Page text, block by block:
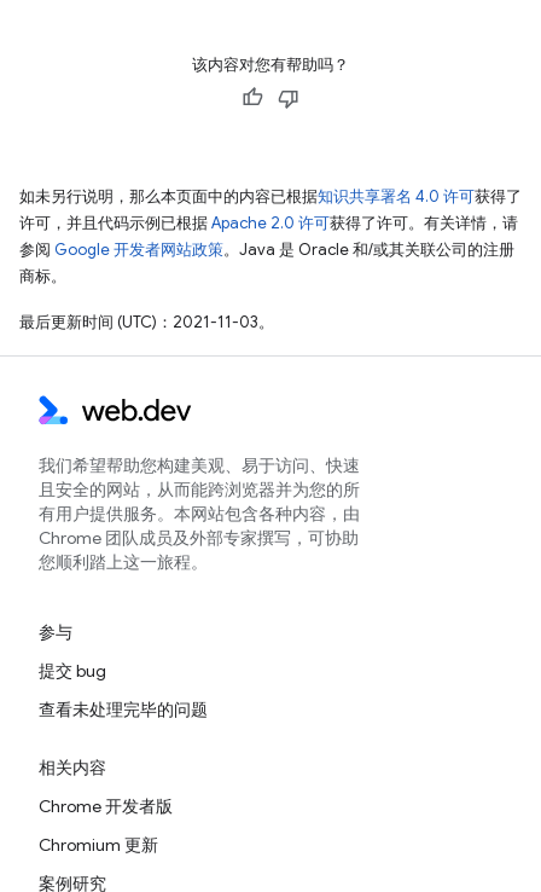
该内容对您有帮助吗？
如未另行说明，那么本页面中的内容已根据知识共享署名 4.0 许可获得了
许可，并且代码示例已根据Apache 2.0 许可获得了许可。有关详情，请
参阅 Google 开发者网站政策。Java 是 Oracle 和/或其关联公司的注册
商标。
最后更新时间 (UTC)：2021-11-03。
我们希望帮助您构建美观、易于访问、快速
且安全的网站，从而能跨浏览器并为您的所
有用户提供服务。本网站包含各种内容，由
Chrome 团队成员及外部专家撰写，可协助
您顺利踏上这一旅程。
参与
提交 bug
查看未处理完毕的问题
相关内容
Chrome 开发者版
Chromium 更新
案例研究